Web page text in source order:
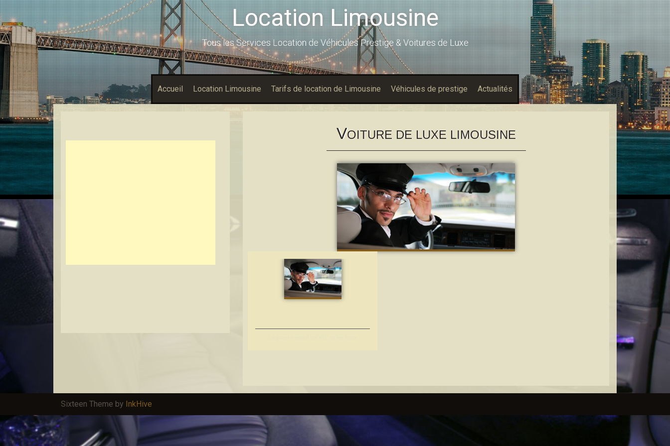
Location Limousine
Tous les Services Location de Véhicules Prestige & Voitures de Luxe
Accueil Location Limousine Tarifs de location de Limousine Véhicules de prestige Actualités
VOITURE DE LUXE LIMOUSINE
Sixteen Theme by InkHive